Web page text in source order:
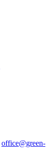
office@green-